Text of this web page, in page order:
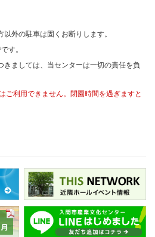
外の駐車は固くお断りします。
す。
きましては、当センターは一切の責任を負
ご利用できません。閉園時間を過ぎますと